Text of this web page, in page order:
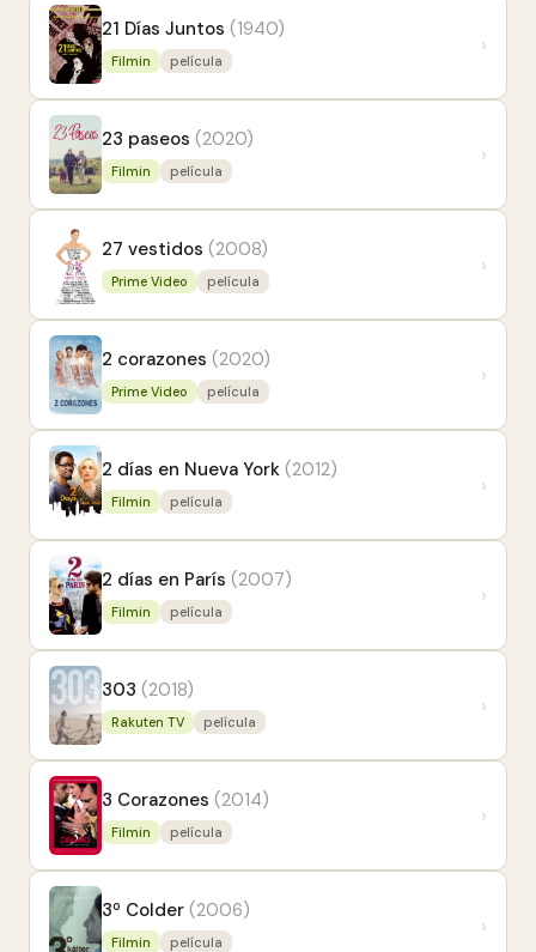
21 Días Juntos (1940)
Filmin película
›
23 paseos (2020)
Filmin película
›
27 vestidos (2008)
Prime Video película
›
2 corazones (2020)
Prime Video película
›
2 días en Nueva York (2012)
Filmin película
›
2 días en París (2007)
Filmin película
›
303 (2018)
Rakuten TV película
›
3 Corazones (2014)
Filmin película
›
3º Colder (2006)
Filmin película
›